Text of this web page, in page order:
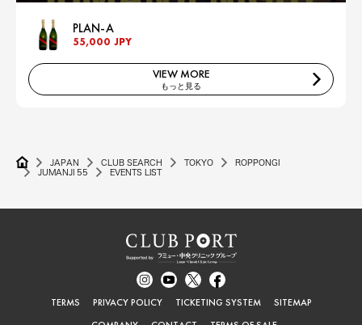
PLAN-A
55,000 JPY
VIEW MORE
もっと見る
JAPAN CLUB SEARCH TOKYO
ROPPONGI
JUMANJI 55
EVENTS LIST
TERMS PRIVACY POLICY TICKETING SYSTEM
SITEMAP